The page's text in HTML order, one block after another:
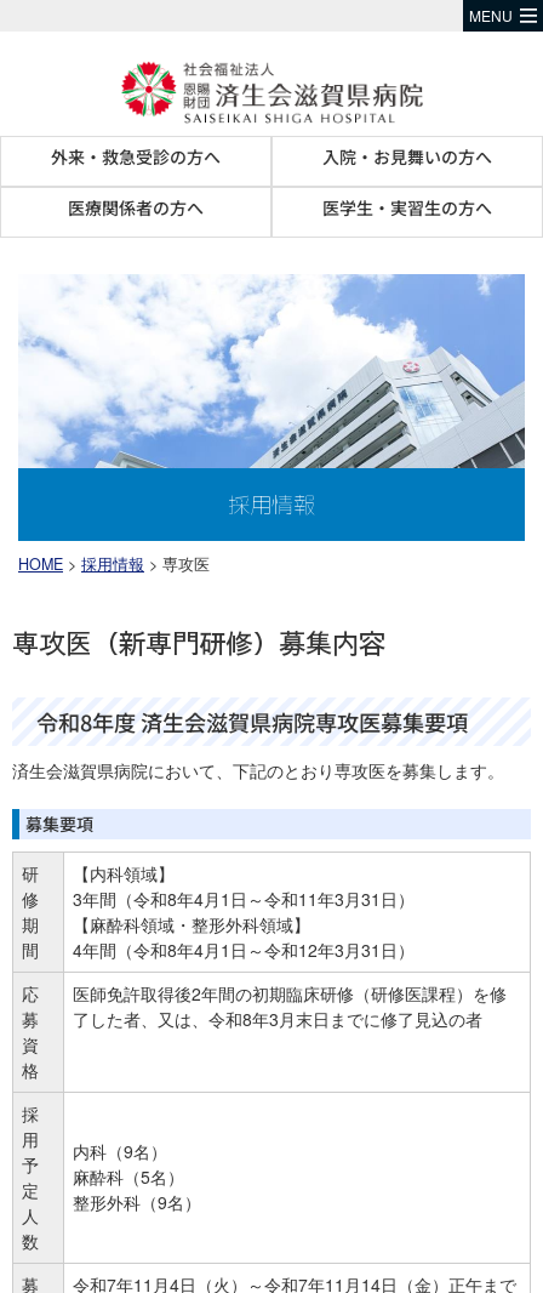
外来・救急受診の方へ 入院・お見舞いの方へ
医療関係者の方へ 医学生・実習生の方へ
MENU
採用情報
HOME > 採用情報 > 専攻医
専攻医 （新専門研修） 募集内容
令和8年度 済生会滋賀県病院専攻医募集要項
済生会滋賀県病院において、下記のとおり専攻医を募集します。
募集要項
研
修
期
間
【内科領域】
3年間（令和8年4月1日～令和11年3月31日）
【麻酔科領域・整形外科領域】
4年間（令和8年4月1日～令和12年3月31日）
応
募
資
格
医師免許取得後2年間の初期臨床研修（研修医課程）を修
了した者、又は、令和8年3月末日までに修了見込の者
採
用
予
定
人
数
内科（9名）
麻酔科（5名）
整形外科（9名）
募
令和7年11月4日（火）～令和7年11月14日（金）正午まで